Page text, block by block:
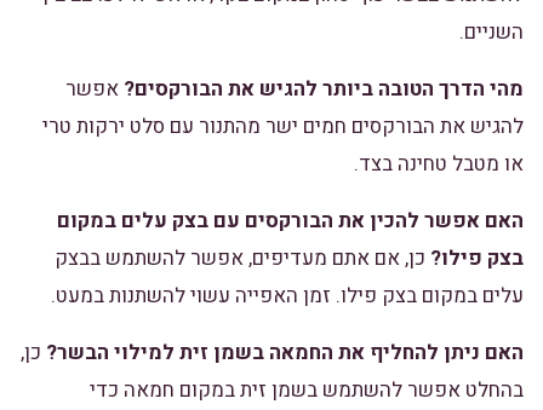
השניים.
מהי הדרך הטובה ביותר להגיש את הבורקסים? אפשר
להגיש את הבורקסים חמים ישר מהתנור עם סלט ירקות טרי
או מטבל טחינה בצד.
האם אפשר להכין את הבורקסים עם בצק עלים במקום
בצק פילו? כן, אם אתם מעדיפים, אפשר להשתמש בבצק
עלים במקום בצק פילו. זמן האפייה עשוי להשתנות במעט.
האם ניתן להחליף את החמאה בשמן זית למילוי הבשר? כן,
בהחלט אפשר להשתמש בשמן זית במקום חמאה כדי